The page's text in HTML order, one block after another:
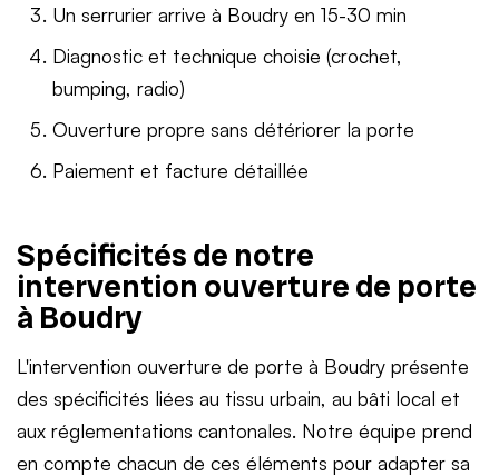
Un serrurier arrive à Boudry en 15-30 min
Diagnostic et technique choisie (crochet,
bumping, radio)
Ouverture propre sans détériorer la porte
Paiement et facture détaillée
Spécificités de notre
intervention ouverture de porte
à Boudry
L'intervention ouverture de porte à Boudry présente
des spécificités liées au tissu urbain, au bâti local et
aux réglementations cantonales. Notre équipe prend
en compte chacun de ces éléments pour adapter sa